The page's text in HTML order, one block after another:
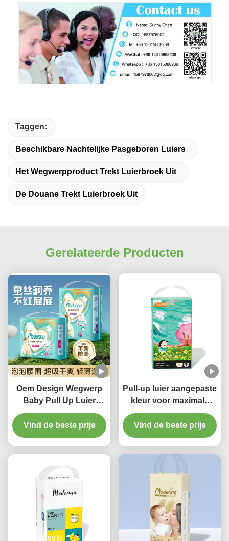
Taggen:
Beschikbare Nachtelijke Pasgeboren Luiers
Het Wegwerpproduct Trekt Luierbroek Uit
De Douane Trekt Luierbroek Uit
Gerelateerde Producten
Oem Design Wegwerp
Baby Pull Up Luier
50pcs Baby Luier In
Een Pakket
Groothandel
Vind de beste prijs
Pull-up luier aangepaste
kleur voor maximale
absorptie en comfort
baby luier
Vind de beste prijs